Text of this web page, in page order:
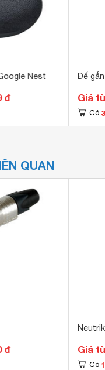
Nest
đ
Đế
Giá
Có 3
QUAN
đ Giá
Có 1